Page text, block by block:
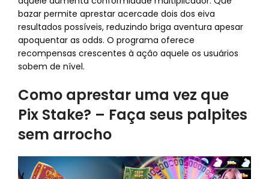
bazar permite aprestar acercade dois dos eiva
resultados possíveis, reduzindo briga aventura apesar
apoquentar as odds. O programa oferece
recompensas crescentes à açâo aquele os usuários
sobem de nível.
Como aprestar uma vez que
Pix Stake? – Faça seus palpites
sem arrocho